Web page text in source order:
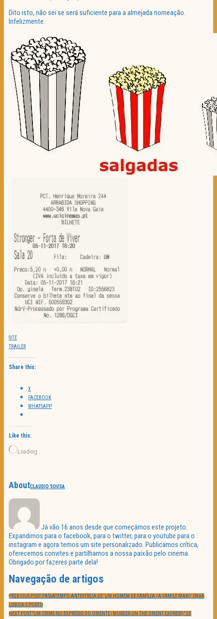
Dito isto, não sei se será suficiente para a almejada nomeação.
Infelizmente.
SITE
TRAILER
Share this:
X
FACEBOOK
WHATSAPP
Like this:
Loading…
AboutCLAUDIO SOUSA
Já vão 16 anos desde que começámos este projeto.
Expandimos para o facebook, para o twitter, para o youtube para o
instagram e agora temos um site personalizado. Publicamos crítica,
oferecemos convites e partilhamos a nossa paixão pelo cinema.
Obrigado por fazeres parte dela!
Navegação de artigos
PREVIOUS POST:PASSATEMPO ANTESTREIA DE ‘UM HOMEM DE FAMÍLIA (A FAMILY MAN)’ PARA
LISBOA E PORTO
NEXT POST:“UM CRIME NO EXPRESSO DO ORIENTE (MURDER ON THE ORIENT EXPRESS)” DE